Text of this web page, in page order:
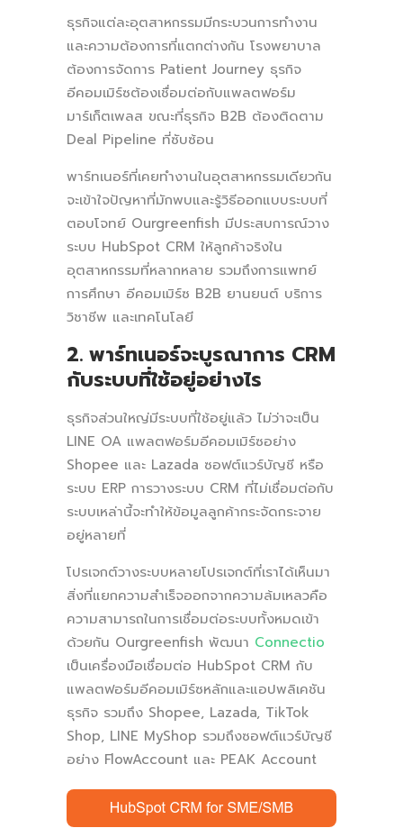
ธุรกิจแต่ละอุตสาหกรรมมีกระบวนการทำงาน
และความต้องการที่แตกต่างกัน โรงพยาบาล
ต้องการจัดการ Patient Journey ธุรกิจ
อีคอมเมิร์ซต้องเชื่อมต่อกับแพลตฟอร์ม
มาร์เก็ตเพลส ขณะที่ธุรกิจ B2B ต้องติดตาม
Deal Pipeline ที่ซับซ้อน
พาร์ทเนอร์ที่เคยทำงานในอุตสาหกรรมเดียวกัน
จะเข้าใจปัญหาที่มักพบและรู้วิธีออกแบบระบบที่
ตอบโจทย์ Ourgreenfish มีประสบการณ์วาง
ระบบ HubSpot CRM ให้ลูกค้าจริงใน
อุตสาหกรรมที่หลากหลาย รวมถึงการแพทย์
การศึกษา อีคอมเมิร์ซ B2B ยานยนต์ บริการ
วิชาชีพ และเทคโนโลยี
2. พาร์ทเนอร์จะบูรณาการ CRM
กับระบบที่ใช้อยู่อย่างไร
ธุรกิจส่วนใหญ่มีระบบที่ใช้อยู่แล้ว ไม่ว่าจะเป็น
LINE OA แพลตฟอร์มอีคอมเมิร์ซอย่าง
Shopee และ Lazada ซอฟต์แวร์บัญชี หรือ
ระบบ ERP การวางระบบ CRM ที่ไม่เชื่อมต่อกับ
ระบบเหล่านี้จะทำให้ข้อมูลลูกค้ากระจัดกระจาย
อยู่หลายที่
โปรเจกต์วางระบบหลายโปรเจกต์ที่เราได้เห็นมา
สิ่งที่แยกความสำเร็จออกจากความล้มเหลวคือ
ความสามารถในการเชื่อมต่อระบบทั้งหมดเข้า
ด้วยกัน Ourgreenfish พัฒนา Connectio
เป็นเครื่องมือเชื่อมต่อ HubSpot CRM กับ
แพลตฟอร์มอีคอมเมิร์ซหลักและแอปพลิเคชัน
ธุรกิจ รวมถึง Shopee, Lazada, TikTok
Shop, LINE MyShop รวมถึงซอฟต์แวร์บัญชี
อย่าง FlowAccount และ PEAK Account